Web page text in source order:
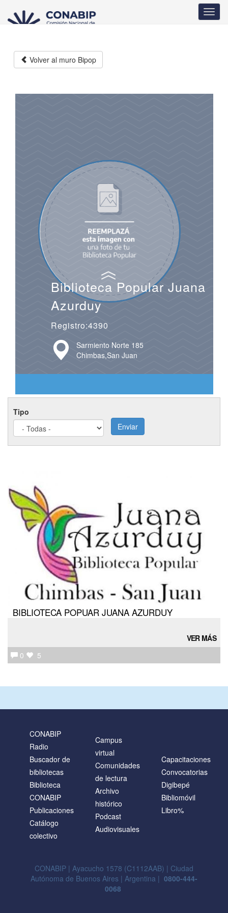
contenido
Volver al muro Bipop
Biblioteca Popular Juana
Azurduy
Registro:4390
Sarmiento Norte 185
Chimbas,San Juan
Tipo
Enviar
BIBLIOTECA POPUAR JUANA AZURDUY
VER MÁS
0
5
CONABIP
Radio
Buscador de
bibliotecas
Biblioteca
CONABIP
Publicaciones
Catálogo
colectivo
Campus
virtual
Comunidades
de lectura
Archivo
histórico
Podcast
Audiovisuales
Capacitaciones
Convocatorias
Digibepé
Bibliomóvil
Libro%
CONABIP | Ayacucho 1578 (C1112AAB) | Ciudad
Autónoma de Buenos Aires | Argentina | 0800-444-
0068